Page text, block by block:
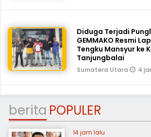
Diduga Terjadi
GEMMAKO Resmi
Tengku Mansyur ke
Tanjungbalai
Sumatera Utara 4
berita POPULER
14 jam lalu